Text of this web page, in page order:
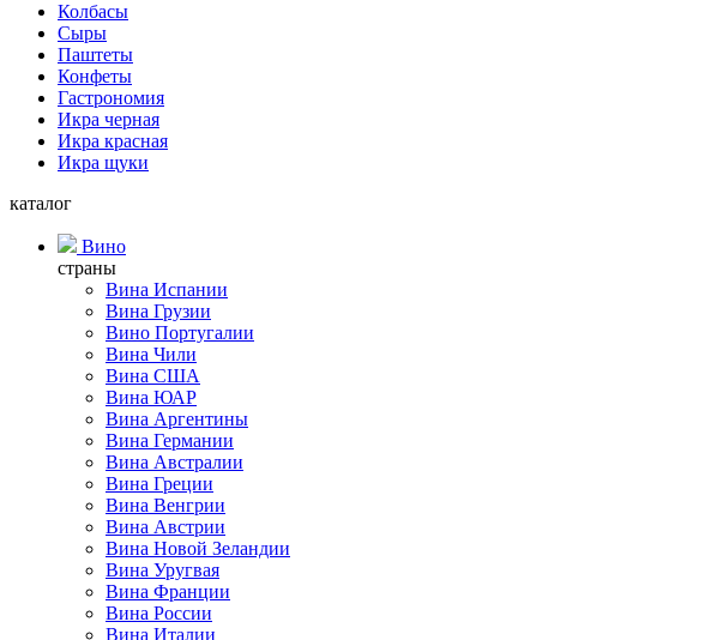
Колбасы
Сыры
Паштеты
Конфеты
Гастрономия
Икра черная
Икра красная
Икра щуки
каталог
Вино
страны
Вина Испании
Вина Грузии
Вино Португалии
Вина Чили
Вина США
Вина ЮАР
Вина Аргентины
Вина Германии
Вина Австралии
Вина Греции
Вина Венгрии
Вина Австрии
Вина Новой Зеландии
Вина Уругвая
Вина Франции
Вина России
Вина Италии